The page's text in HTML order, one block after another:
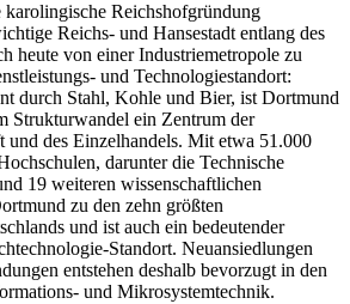
Reichshofgründung
Reichs- und Hansestadt entlang des
heute von einer Industriemetropole zu
und Technologiestandort:
durch Stahl, Kohle und Bier, ist Dortmund
Strukturwandel ein Zentrum der
und des Einzelhandels. Mit etwa 51.000
darunter die Technische
19 weiteren wissenschaftlichen
zu den zehn größten
und ist auch ein bedeutender
Standort. Neuansiedlungen
entstehen deshalb bevorzugt in den
und Mikrosystemtechnik.